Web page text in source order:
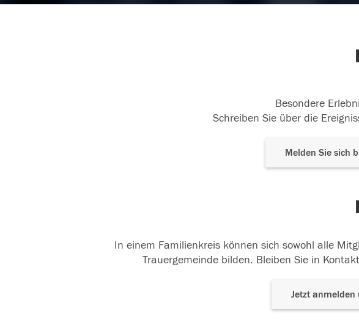
Besondere
Schreiben Sie über die
Melden Sie sich
In einem Familienkreis können sich sowohl alle
Trauergemeinde bilden. Bleiben Sie in
Jetzt anmelden